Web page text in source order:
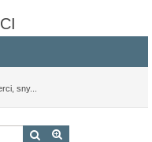
sny...
Szukaj